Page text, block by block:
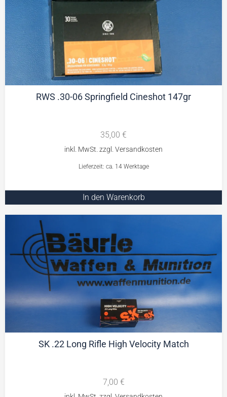
RWS .30-06 Springfield Cineshot 147gr
35,00 €
Lieferzeit: ca. 14 Werktage
In den Warenkorb
SK .22 Long Rifle High Velocity Match
7,00 €